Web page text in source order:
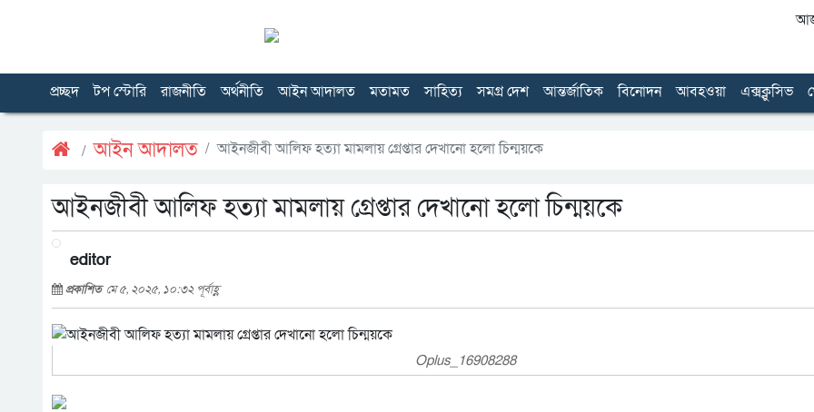
আজ
প্রচ্ছদ টপ স্টোরি রাজনীতি অর্থনীতি আইন আদালত মতামত সাহিত্য সমগ্র দেশ আন্তর্জাতিক বিনোদন আবহওয়া এক্সক্লুসিভ
আইন আদালত আইনজীবী আলিফ হত্যা মামলায় গ্রেপ্তার দেখানো হলো চিন্ময়কে
আইনজীবী আলিফ হত্যা মামলায় গ্রেপ্তার দেখানো হলো চিন্ময়কে
editor
প্রকাশিত মে ৫, ২০২৫, ১০:৩২ পূর্বাহ্ণ
Oplus_16908288